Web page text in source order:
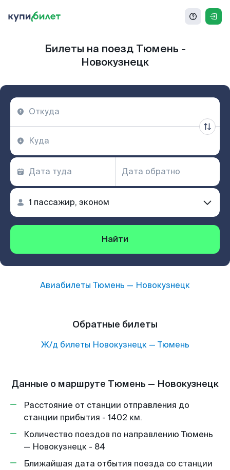
Билеты на поезд Тюмень -
Новокузнецк
Найти
Авиабилеты Тюмень — Новокузнецк
Обратные билеты
Ж/д билеты Новокузнецк— Тюмень
Данные о маршруте Тюмень — Новокузнецк
Расстояние от станции отправления до
станции прибытия - 1402 км.
Количество поездов по направлению Тюмень
— Новокузнецк - 84
Ближайшая дата отбытия поезда со станции